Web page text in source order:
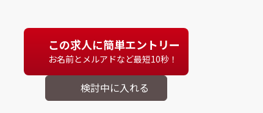
この求人に簡単エントリー
お名前とメルアドなど最短10秒！